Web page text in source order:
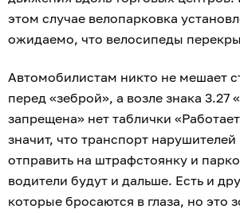
этом случае велопарковка
ожидаемо, что велосипеды
Автомобилистам никто не мешает
перед «зеброй», а возле знака 3.27
запрещена» нет таблички
значит, что транспорт нарушителей
отправить на штрафстоянку и
водители будут и дальше. Есть и
которые бросаются в глаза, но это